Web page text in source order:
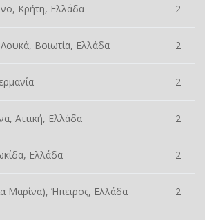
Κρήτη, Ελλάδα 2
Βοιωτία, Ελλάδα 2
2
Αττική, Ελλάδα 2
Ελλάδα 2
Μαρίνα), Ήπειρος, Ελλάδα 2